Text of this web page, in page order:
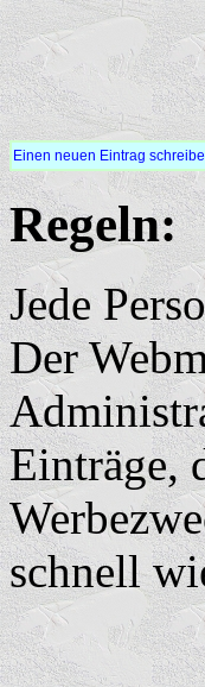
Einen neuen Eintrag
Regeln:
Jede
Der
Einträge,
schnell